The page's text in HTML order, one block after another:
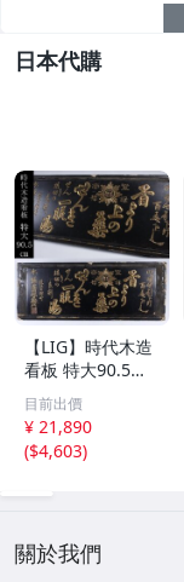
日本代購
【LIG】時代木造
看板 特大90.5㎝
金彩 本舗 高田徳
左衛門 古美術品
2606.676
目前出價
¥ 21,890
($4,603)
關於我們